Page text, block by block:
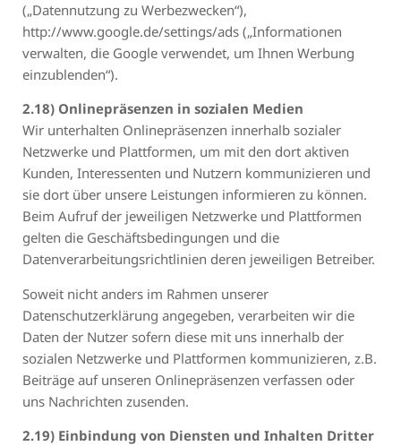
(„Datennutzung zu Werbezwecken“),
http://www.google.de/settings/ads („Informationen
verwalten, die Google verwendet, um Ihnen Werbung
einzublenden“).
2.18) Onlinepräsenzen in sozialen Medien
Wir unterhalten Onlinepräsenzen innerhalb sozialer
Netzwerke und Plattformen, um mit den dort aktiven
Kunden, Interessenten und Nutzern kommunizieren und
sie dort über unsere Leistungen informieren zu können.
Beim Aufruf der jeweiligen Netzwerke und Plattformen
gelten die Geschäftsbedingungen und die
Datenverarbeitungsrichtlinien deren jeweiligen Betreiber.
Soweit nicht anders im Rahmen unserer
Datenschutzerklärung angegeben, verarbeiten wir die
Daten der Nutzer sofern diese mit uns innerhalb der
sozialen Netzwerke und Plattformen kommunizieren, z.B.
Beiträge auf unseren Onlinepräsenzen verfassen oder
uns Nachrichten zusenden.
2.19) Einbindung von Diensten und Inhalten Dritter